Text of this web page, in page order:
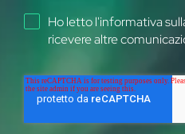
Ho letto l'informativa
ricevere altre